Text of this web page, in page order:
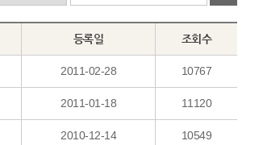
등록일 조회수
2011-02-28 10767
2011-01-18 11120
2010-12-14 10549